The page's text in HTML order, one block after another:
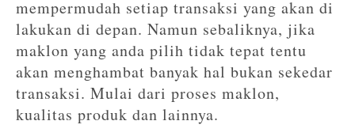
mempermudah setiap transaksi yang akan di
lakukan di depan. Namun sebaliknya, jika
maklon yang anda pilih tidak tepat tentu
akan menghambat banyak hal bukan sekedar
transaksi. Mulai dari proses maklon,
kualitas produk dan lainnya.